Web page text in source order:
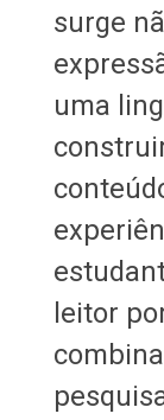
surge
uma
leitor